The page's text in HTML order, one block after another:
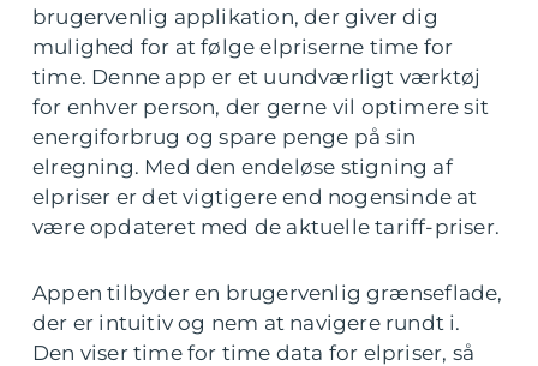
brugervenlig applikation, der giver dig
mulighed for at følge elpriserne time for
time. Denne app er et uundværligt værktøj
for enhver person, der gerne vil optimere sit
energiforbrug og spare penge på sin
elregning. Med den endeløse stigning af
elpriser er det vigtigere end nogensinde at
være opdateret med de aktuelle tariff-priser.
Appen tilbyder en brugervenlig grænseflade,
der er intuitiv og nem at navigere rundt i.
Den viser time for time data for elpriser, så